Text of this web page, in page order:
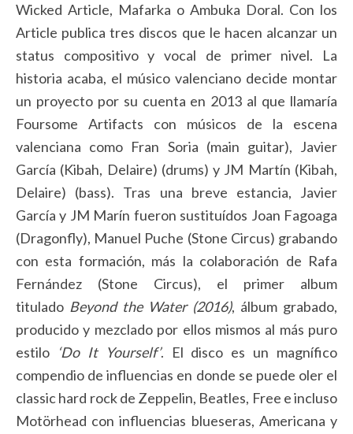
Wicked Article, Mafarka o Ambuka Doral. Con los
Article publica tres discos que le hacen alcanzar un
status compositivo y vocal de primer nivel. La
historia acaba, el músico valenciano decide montar
un proyecto por su cuenta en 2013 al que llamaría
Foursome Artifacts con músicos de la escena
valenciana como Fran Soria (main guitar), Javier
García (Kibah, Delaire) (drums) y JM Martín (Kibah,
Delaire) (bass). Tras una breve estancia, Javier
García y JM Marín fueron sustituídos Joan Fagoaga
(Dragonfly), Manuel Puche (Stone Circus) grabando
con esta formación, más la colaboración de Rafa
Fernández (Stone Circus), el primer album
titulado Beyond the Water (2016), álbum grabado,
producido y mezclado por ellos mismos al más puro
estilo ‘Do It Yourself’. El disco es un magnífico
compendio de influencias en donde se puede oler el
classic hard rock de Zeppelin, Beatles, Free e incluso
Motörhead con influencias blueseras, Americana y